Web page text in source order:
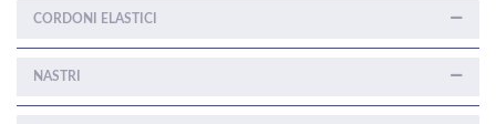
CORDONI ELASTICI
NASTRI